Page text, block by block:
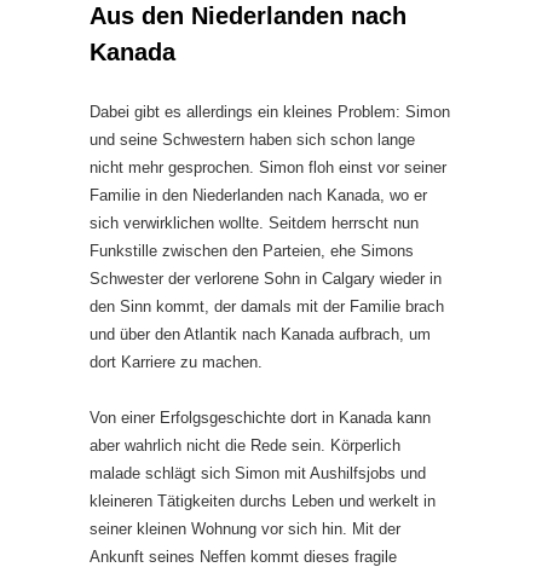
Aus den Niederlanden nach
Kanada
Dabei gibt es allerdings ein kleines Problem: Simon
und seine Schwestern haben sich schon lange
nicht mehr gesprochen. Simon floh einst vor seiner
Familie in den Niederlanden nach Kanada, wo er
sich verwirklichen wollte. Seitdem herrscht nun
Funkstille zwischen den Parteien, ehe Simons
Schwester der verlorene Sohn in Calgary wieder in
den Sinn kommt, der damals mit der Familie brach
und über den Atlantik nach Kanada aufbrach, um
dort Karriere zu machen.
Von einer Erfolgsgeschichte dort in Kanada kann
aber wahrlich nicht die Rede sein. Körperlich
malade schlägt sich Simon mit Aushilfsjobs und
kleineren Tätigkeiten durchs Leben und werkelt in
seiner kleinen Wohnung vor sich hin. Mit der
Ankunft seines Neffen kommt dieses fragile